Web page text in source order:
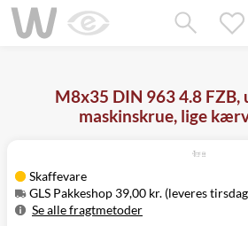
M8x35 DIN 963 4.8
maskinskrue, lige
Skaffevare
GLS Pakkeshop 39,00 kr. (leveres
Se alle fragtmetoder
Mangler chatten?
Ret samtykke!